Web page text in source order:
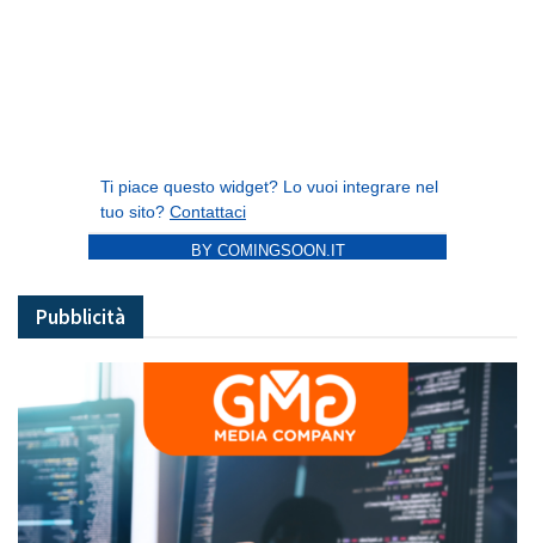
BY COMINGSOON.IT
Pubblicità